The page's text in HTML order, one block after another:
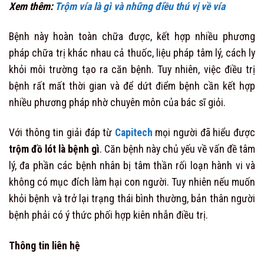
Xem thêm: Trộm vía là gì và những điều thú vị về vía
Bệnh này hoàn toàn chữa được, kết hợp nhiều phương
pháp chữa trị khác nhau cả thuốc, liệu pháp tâm lý, cách ly
khỏi môi trường tạo ra căn bệnh. Tuy nhiên, việc điều trị
bệnh rất mất thời gian và để dứt điểm bệnh cần kết hợp
nhiều phương pháp nhờ chuyên môn của bác sĩ giỏi.
Với thông tin giải đáp từ Capitech mọi người đã hiểu được
trộm đồ lót là bệnh gì. Căn bệnh này chủ yếu về vấn đề tâm
lý, đa phần các bệnh nhân bị tâm thần rối loạn hành vi và
không có mục đích làm hại con người. Tuy nhiên nếu muốn
khỏi bệnh và trở lại trạng thái bình thường, bản thân người
bệnh phải có ý thức phối hợp kiên nhẫn điều trị.
Thông tin liên hệ